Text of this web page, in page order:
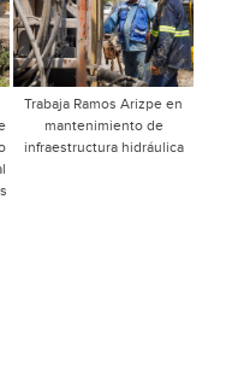
Trabaja Ramos Arizpe en
mantenimiento de
infraestructura hidráulica